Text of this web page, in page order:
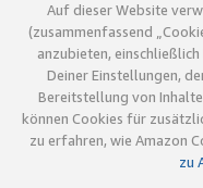
Auf dieser Website
(zusammenfassend
anzubieten,
Deiner Einstellungen,
Bereitstellung von
können Cookies für
zu erfahren, wie Amazon
zu